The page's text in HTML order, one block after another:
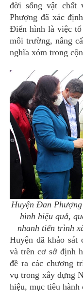
đời sống vật chất
Phượng đã xác
Điển hình là việc tổ
môi trường, nâng
nghĩa xóm trong
Huyện Đan
hình hiệu quả,
nhanh tiến trình
Huyện đã khảo sát
và trên cơ sở định
đề ra các chương
vụ trong xây dựng
hiệu, mục tiêu